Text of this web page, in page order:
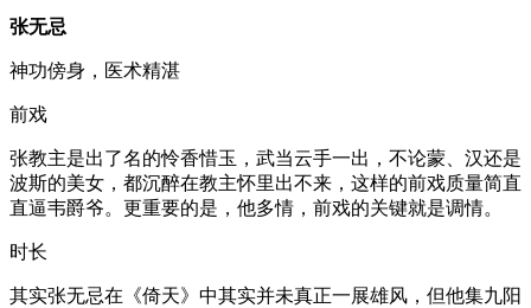
张无忌
神功傍身，医术精湛
前戏
张教主是出了名的怜香惜玉，武当云手一出，不论蒙、汉还是
波斯的美女，都沉醉在教主怀里出不来，这样的前戏质量简直
直逼韦爵爷。更重要的是，他多情，前戏的关键就是调情。
时长
其实张无忌在《倚天》中其实并未真正一展雄风，但他集九阳